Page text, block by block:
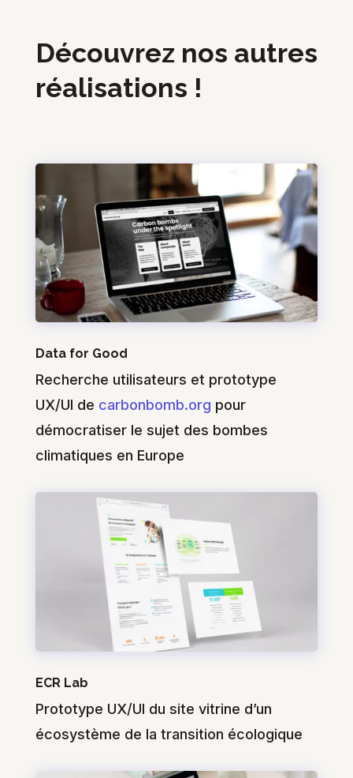
Découvrez nos autres
réalisations !
Data for Good
Recherche utilisateurs et prototype
UX/UI de carbonbomb.org pour
démocratiser le sujet des bombes
climatiques en Europe
ECR Lab
Prototype UX/UI du site vitrine d’un
écosystème de la transition écologique